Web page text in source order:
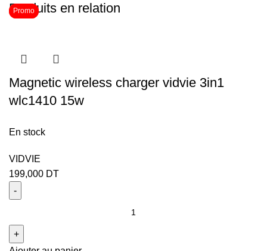
Produits en relation
Magnetic wireless charger vidvie 3in1
wlc1410 15w
En stock
VIDVIE
199,000 DT
Promo
Promo